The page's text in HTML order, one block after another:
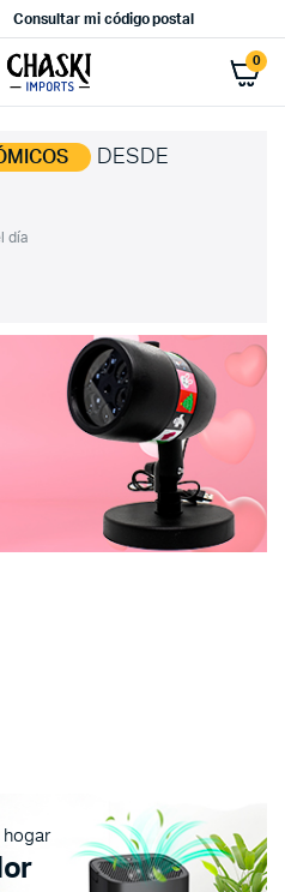
Consultar mi código postal
0
DESDE
día